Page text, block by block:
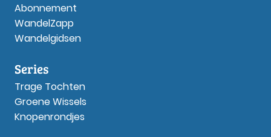
Abonnement
WandelZapp
Wandelgidsen
Series
Trage Tochten
Groene Wissels
Knopenrondjes